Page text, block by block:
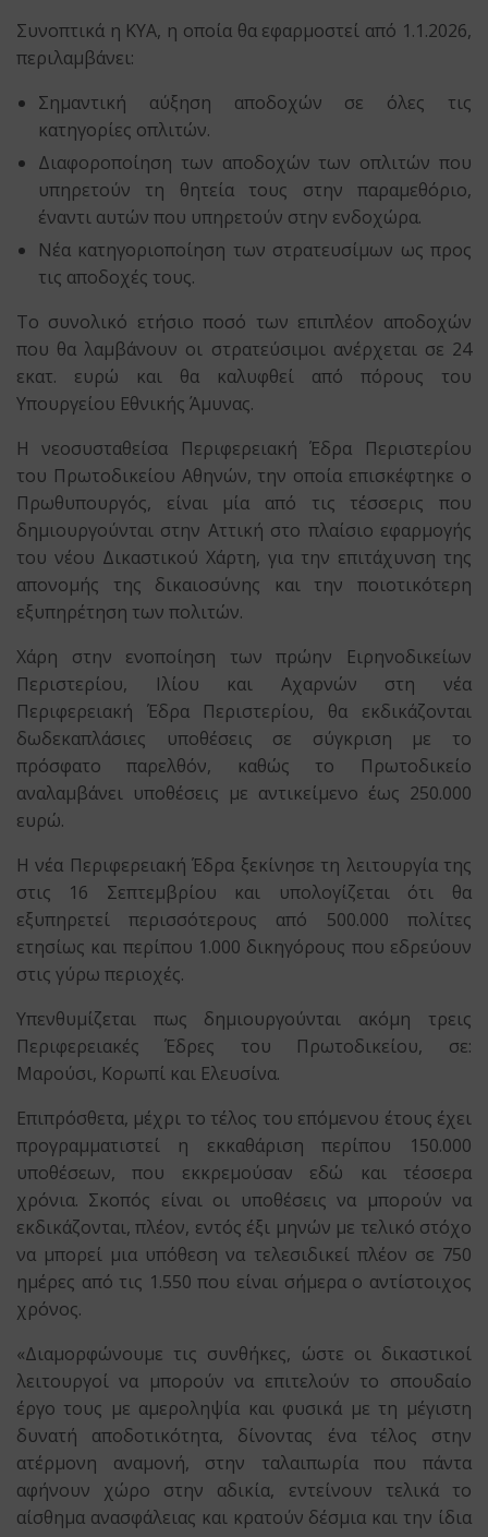
Συνοπτικά η ΚΥΑ, η οποία θα εφαρμοστεί από 1.1.2026,
περιλαμβάνει:
Σημαντική αύξηση αποδοχών σε όλες τις
κατηγορίες οπλιτών.
Διαφοροποίηση των αποδοχών των οπλιτών που
υπηρετούν τη θητεία τους στην παραμεθόριο,
έναντι αυτών που υπηρετούν στην ενδοχώρα.
Νέα κατηγοριοποίηση των στρατευσίμων ως προς
τις αποδοχές τους.
Το συνολικό ετήσιο ποσό των επιπλέον αποδοχών
που θα λαμβάνουν οι στρατεύσιμοι ανέρχεται σε 24
εκατ. ευρώ και θα καλυφθεί από πόρους του
Υπουργείου Εθνικής Άμυνας.
Η νεοσυσταθείσα Περιφερειακή Έδρα Περιστερίου
του Πρωτοδικείου Αθηνών, την οποία επισκέφτηκε ο
Πρωθυπουργός, είναι μία από τις τέσσερις που
δημιουργούνται στην Αττική στο πλαίσιο εφαρμογής
του νέου Δικαστικού Χάρτη, για την επιτάχυνση της
απονομής της δικαιοσύνης και την ποιοτικότερη
εξυπηρέτηση των πολιτών.
Χάρη στην ενοποίηση των πρώην Ειρηνοδικείων
Περιστερίου, Ιλίου και Αχαρνών στη νέα
Περιφερειακή Έδρα Περιστερίου, θα εκδικάζονται
δωδεκαπλάσιες υποθέσεις σε σύγκριση με το
πρόσφατο παρελθόν, καθώς το Πρωτοδικείο
αναλαμβάνει υποθέσεις με αντικείμενο έως 250.000
ευρώ.
Η νέα Περιφερειακή Έδρα ξεκίνησε τη λειτουργία της
στις 16 Σεπτεμβρίου και υπολογίζεται ότι θα
εξυπηρετεί περισσότερους από 500.000 πολίτες
ετησίως και περίπου 1.000 δικηγόρους που εδρεύουν
στις γύρω περιοχές.
Υπενθυμίζεται πως δημιουργούνται ακόμη τρεις
Περιφερειακές Έδρες του Πρωτοδικείου, σε:
Μαρούσι, Κορωπί και Ελευσίνα.
Επιπρόσθετα, μέχρι το τέλος του επόμενου έτους έχει
προγραμματιστεί η εκκαθάριση περίπου 150.000
υποθέσεων, που εκκρεμούσαν εδώ και τέσσερα
χρόνια. Σκοπός είναι οι υποθέσεις να μπορούν να
εκδικάζονται, πλέον, εντός έξι μηνών με τελικό στόχο
να μπορεί μια υπόθεση να τελεσιδικεί πλέον σε 750
ημέρες από τις 1.550 που είναι σήμερα ο αντίστοιχος
χρόνος.
«Διαμορφώνουμε τις συνθήκες, ώστε οι δικαστικοί
λειτουργοί να μπορούν να επιτελούν το σπουδαίο
έργο τους με αμεροληψία και φυσικά με τη μέγιστη
δυνατή αποδοτικότητα, δίνοντας ένα τέλος στην
ατέρμονη αναμονή, στην ταλαιπωρία που πάντα
αφήνουν χώρο στην αδικία, εντείνουν τελικά το
αίσθημα ανασφάλειας και κρατούν δέσμια και την ίδια